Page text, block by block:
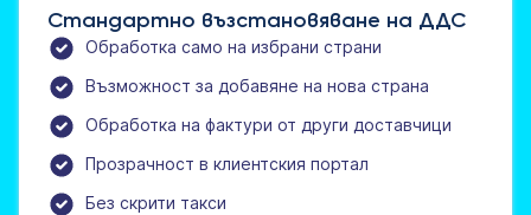
Стандартно възстановяване на ДДС
Обработка само на избрани страни
Възможност за добавяне на нова страна
Обработка на фактури от други доставчици
Прозрачност в клиентския портал
Без скрити такси